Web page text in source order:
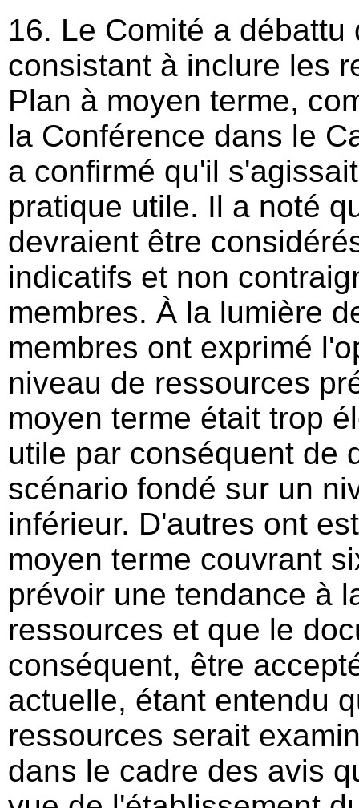
16. Le Comité a débattu
consistant à inclure les
Plan à moyen terme,
la Conférence dans le
a confirmé qu'il
pratique utile. Il a noté
devraient être
indicatifs et non
membres. À la lumière
membres ont exprimé
niveau de ressources
moyen terme était trop
utile par conséquent de
scénario fondé sur un
inférieur. D'autres ont
moyen terme couvrant
prévoir une tendance à
ressources et que le
conséquent, être
actuelle, étant entendu
ressources serait
dans le cadre des avis